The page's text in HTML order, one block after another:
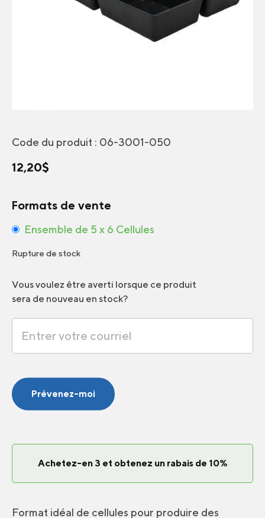
Code du produit : 06-3001-050
12,20$
Formats de vente
Ensemble de 5 x 6 Cellules
Rupture de stock
Vous voulez être averti lorsque ce produit
sera de nouveau en stock?
Prévenez-moi
Achetez-en 3 et obtenez un rabais de 10%
Format idéal de cellules pour produire des